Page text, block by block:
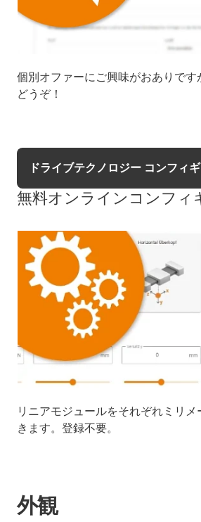
個別オファーにご興味がおありで
どうぞ！
無料オンラインコンフィ
リニアモジュールをそれぞれミリ
きます。登録不要。
ドライブテクノロジー コンフィ
外観